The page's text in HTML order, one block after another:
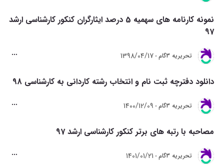
نمونه کارنامه های سهمیه 5 درصد ایثارگران کنکور کارشناسی ارشد
97
تحريريه 3گام 1398/04/17
دانلود دفترچه ثبت نام و انتخاب رشته کاردانی به کارشناسی 98
تحريريه 3گام 1400/12/09
مصاحبه با رتبه های برتر کنکور کارشناسی ارشد 97
تحريريه 3گام 1401/01/21